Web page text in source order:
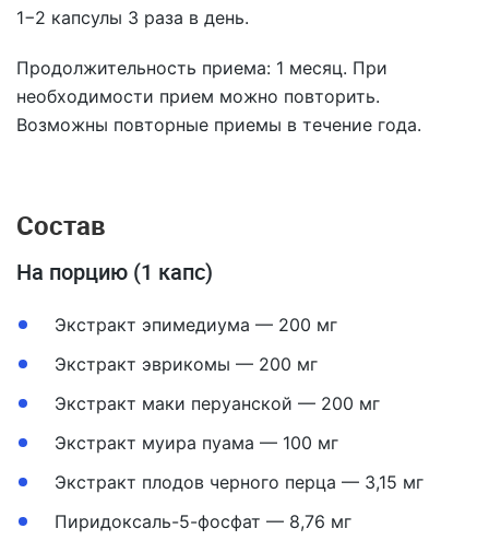
1−2 капсулы 3 раза в день.
Продолжительность приема: 1 месяц. При
необходимости прием можно повторить.
Возможны повторные приемы в течение года.
Состав
На порцию (1 капс)
Экстракт эпимедиума — 200 мг
Экстракт эврикомы — 200 мг
Экстракт маки перуанской — 200 мг
Экстракт муира пуама — 100 мг
Экстракт плодов черного перца — 3,15 мг
Пиридоксаль-5-фосфат — 8,76 мг